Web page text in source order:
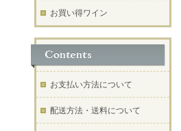
お買い得ワイン
お支払い方法について
配送方法・送料について